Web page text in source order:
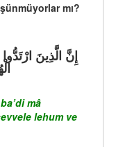
mı?
mâ
lehum ve